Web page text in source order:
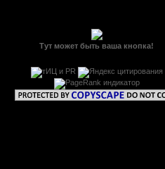
Тут может быть ваша кнопка!